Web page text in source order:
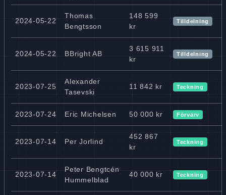
2024-05-22
Thomas
Bengtsson
148 599
kr
Tilldelning
2024-05-22 BBright AB
3 615 911
kr
Tilldelning
2023-07-25
Alexander
Tasevski
11 842 kr Teckning
2023-07-24 Eric Michelsen 50 000 kr Förvärv
2023-07-14 Per Jorlind
452 867
kr
Teckning
2023-07-14
Peter Bengtcén
Hummelblad
40 000 kr Teckning